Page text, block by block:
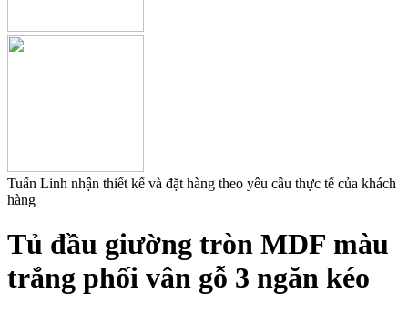
Tuấn Linh nhận thiết kế và đặt hàng theo yêu cầu thực tế của khách
hàng
Tủ đầu giường tròn MDF màu
trắng phối vân gỗ 3 ngăn kéo